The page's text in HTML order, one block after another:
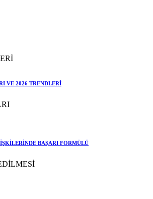
VE 2026 TRENDLERİ
BAŞARI FORMÜLÜ